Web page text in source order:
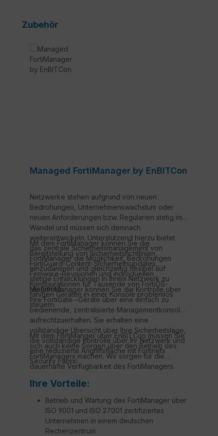
Produktgalerie überspringen
Zubehör
Managed FortiManager by EnBITCon
Netzwerke stehen aufgrund von neuen
Bedrohungen, Unternehmenswachstum oder
neuen Anforderungen bzw. Regularien stetig im
Wandel und müssen sich demnach
weiterentwickeln. Unterstützend hierzu bietet
das zentrale Sicherheitsmanagement von
FortiManager die Möglichkeit, Bedrohungen
einzudämmen und gleichzeitig flexibel auf
stetige Entwicklungen in Ihrem Netzwerk zu
reagieren.
Mit dem FortiManager können Sie die
Bereitstellung von Sicherheitsrichtlinien,
FortiGuard-Content-Sicherheitsupdates,
Firmware-Revisionen und individuellen
Konfigurationen für Tausende von FortiOS-
fähigen Geräten in einer Konsole problemlos
steuern.
Mit FortiManager können Sie die Kontrolle über
Ihre FortiGate--Geräte über eine einfach zu
bedienende, zentralisierte Managementkonsole
aufrechtzuerhalten. Sie erhalten eine
vollständige Übersicht über Ihre Sicherheitslage,
die vollständige Kontrolle über Ihr Netzwerk und
eine reduzierte Angriffsfläche mit Fortinets
Security Fabric.
Mit dem FortiManger über EnBITCon müssen Sie
sich auch keine Sorgen über den Betrieb des
FortiManagers machen. Wir sorgen für die
dauerhafte Verfügbarkeit des FortiManagers.
Ihre Vorteile:
Betrieb und Wartung des FortiManager über
ISO 9001 und ISO 27001 zertifiziertes
Unternehmen in einem deutschen
Rechenzentrum